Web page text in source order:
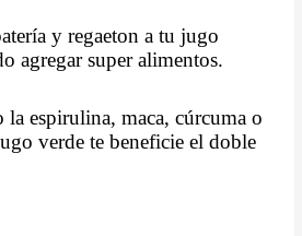
y regaeton a tu jugo
agregar super alimentos.
espirulina, maca, cúrcuma o
verde te beneficie el doble